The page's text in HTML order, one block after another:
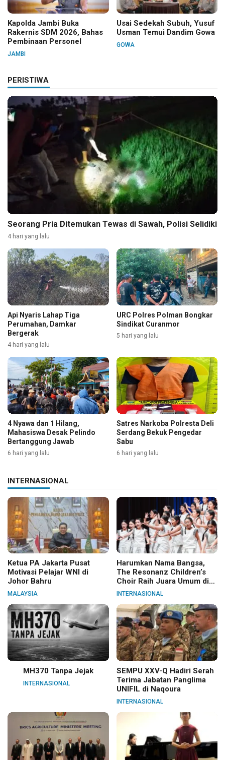
Kapolda Jambi Buka
Rakernis SDM 2026, Bahas
Pembinaan Personel
JAMBI
Usai Sedekah Subuh, Yusuf
Usman Temui Dandim Gowa
GOWA
PERISTIWA
Seorang Pria Ditemukan Tewas di Sawah, Polisi Selidiki
4 hari yang lalu
Api Nyaris Lahap Tiga
Perumahan, Damkar
Bergerak
4 hari yang lalu
URC Polres Polman Bongkar
Sindikat Curanmor
5 hari yang lalu
4 Nyawa dan 1 Hilang,
Mahasiswa Desak Pelindo
Bertanggung Jawab
6 hari yang lalu
Satres Narkoba Polresta Deli
Serdang Bekuk Pengedar
Sabu
6 hari yang lalu
INTERNASIONAL
Ketua PA Jakarta Pusat
Motivasi Pelajar WNI di
Johor Bahru
MALAYSIA
Harumkan Nama Bangsa,
The Resonanz Children’s
Choir Raih Juara Umum di
Hungaria
INTERNASIONAL
MH370 Tanpa Jejak
INTERNASIONAL
SEMPU XXV-Q Hadiri Serah
Terima Jabatan Panglima
UNIFIL di Naqoura
INTERNASIONAL